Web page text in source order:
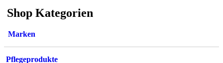
Shop Kategorien
Marken
Pflegeprodukte